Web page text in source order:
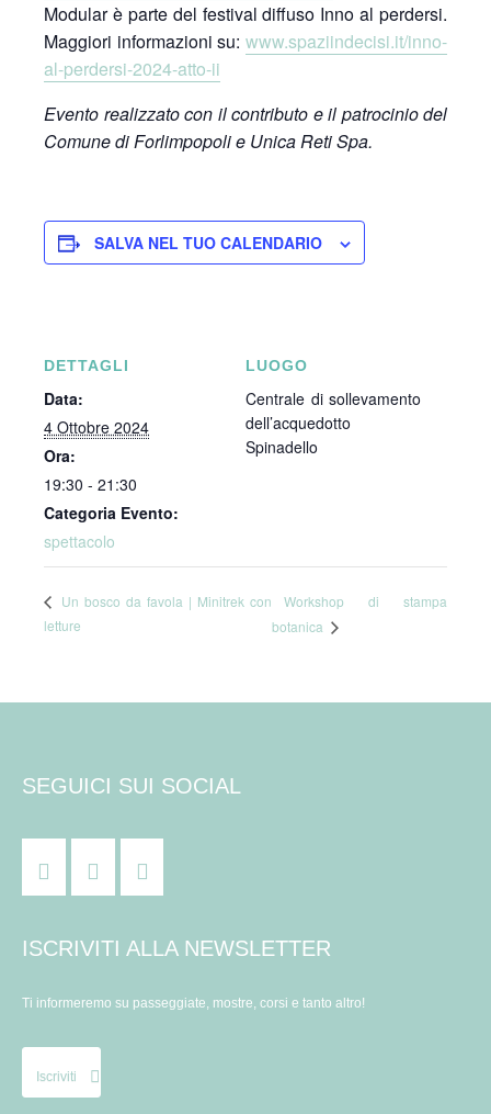
Modular è parte del festival diffuso Inno al perdersi.
Maggiori informazioni su: www.spaziindecisi.it/inno-
al-perdersi-2024-atto-ii
Evento realizzato con il contributo e il patrocinio del
Comune di Forlimpopoli e Unica Reti Spa.
SALVA NEL TUO CALENDARIO
DETTAGLI
Data:
4 Ottobre 2024
Ora:
19:30 - 21:30
Categoria Evento:
spettacolo
LUOGO
Centrale di sollevamento
dell’acquedotto
Spinadello
Un bosco da favola | Minitrek con
letture
Workshop di stampa
botanica
SEGUICI SUI SOCIAL
ISCRIVITI ALLA NEWSLETTER
Ti informeremo su passeggiate, mostre, corsi e tanto altro!
Iscriviti